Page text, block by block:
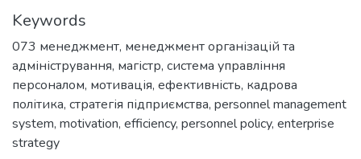
Keywords
073 менеджмент, менеджмент організацій та
адміністрування, магістр, система управління
персоналом, мотивація, ефективність, кадрова
політика, стратегія підприємства, personnel management
system, motivation, efficiency, personnel policy, enterprise
strategy